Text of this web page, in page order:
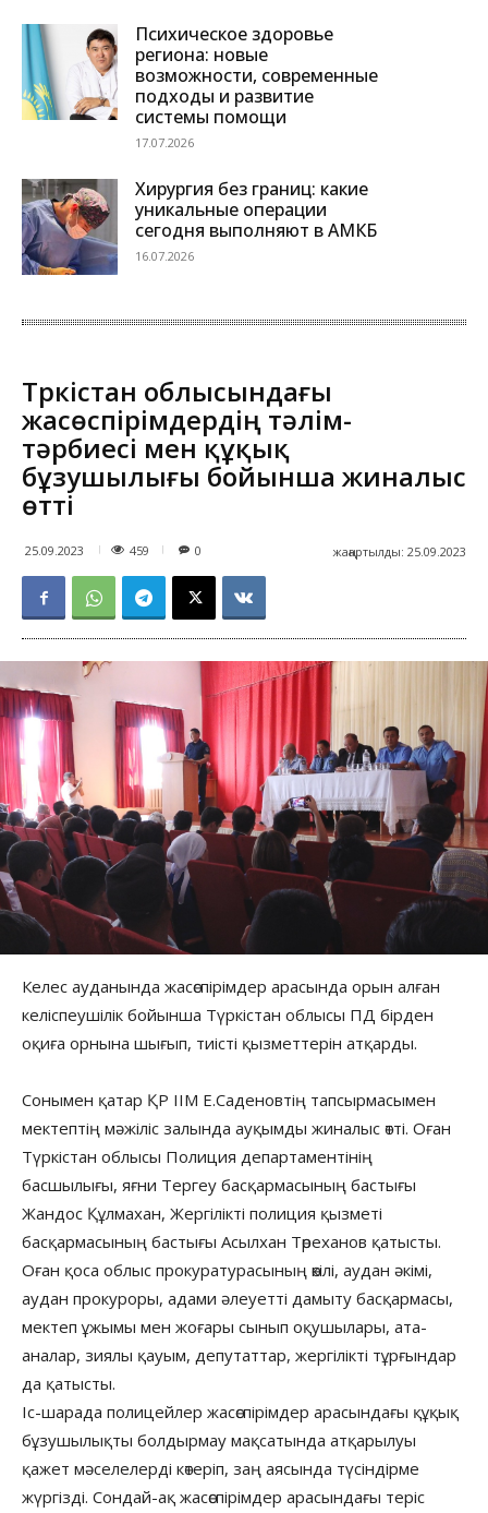
Психическое здоровье
региона: новые
возможности, современные
подходы и развитие
системы помощи
17.07.2026
Хирургия без границ: какие
уникальные операции
сегодня выполняют в АМКБ
16.07.2026